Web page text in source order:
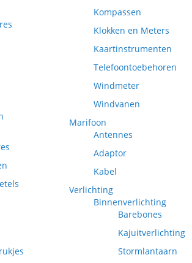
Kompassen
Klokken en Meters
Kaartinstrumenten
Telefoontoebehoren
Windmeter
Windvanen
Marifoon
Antennes
Adaptor
Kabel
Verlichting
Binnenverlichting
Barebones
Kajuitverlichting
Stormlantaarn